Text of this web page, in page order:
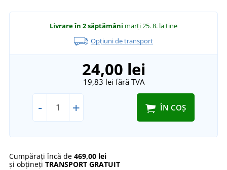
Livrare în 2 săptămâni marți 25. 8. la tine
Opțiuni de transport
24,00 lei
19,83 lei fără TVA
- + ÎN COȘ
Cumpărați încă de 469,00 lei
și obțineți TRANSPORT GRATUIT